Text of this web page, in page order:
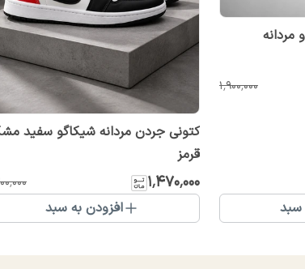
مردانه
۱٬۹۰۰٬۰۰۰
سبد
کتونی جردن مردانه شیکاگو سفید
قرمز
۱٬۴۷۰٬۰۰۰
افزودن به سبد